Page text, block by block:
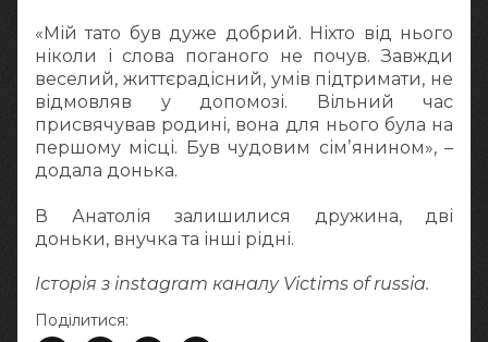
«Мій тато був дуже добрий. Ніхто від нього
ніколи і слова поганого не почув. Завжди
веселий, життєрадісний, умів підтримати, не
відмовляв у допомозі. Вільний час
присвячував родині, вона для нього була на
першому місці. Був чудовим сімʼянином», –
додала донька.
В Анатолія залишилися дружина, дві
доньки, внучка та інші рідні.
Історія з instagram каналу Victims of russia.
Поділитися: